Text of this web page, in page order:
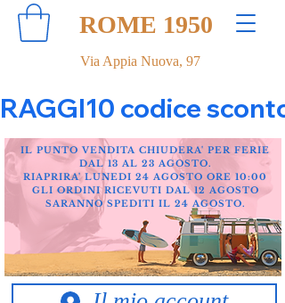
Via Appia Nuova, 97
ROME 1950
RAGGI10 codice
IL PUNTO VENDITA CHIUDERA' PER FERIE
DAL 13 AL 23 AGOSTO.
RIAPRIRA' LUNEDI 24 AGOSTO ORE 10:00
GLI ORDINI RICEVUTI DAL 12 AGOSTO
SARANNO SPEDITI IL 24 AGOSTO.